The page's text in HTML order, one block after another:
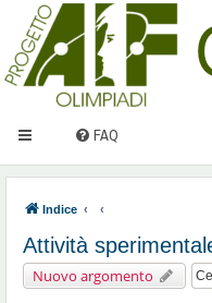
FAQ
Indice
Attività
Nuovo argomento